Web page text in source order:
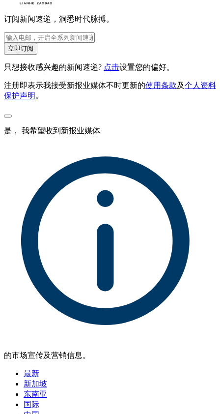
订阅新闻速递，洞悉时代脉搏。
立即订阅
只想接收感兴趣的新闻速递? 点击设置您的偏好。
注册即表示我接受新报业媒体不时更新的使用条款及个人资料
保护声明 。
是， 我希望收到新报业媒体
的市场宣传及营销信息。
最新
新加坡
东南亚
国际